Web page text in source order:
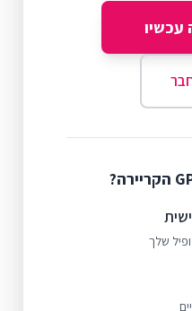
שלך